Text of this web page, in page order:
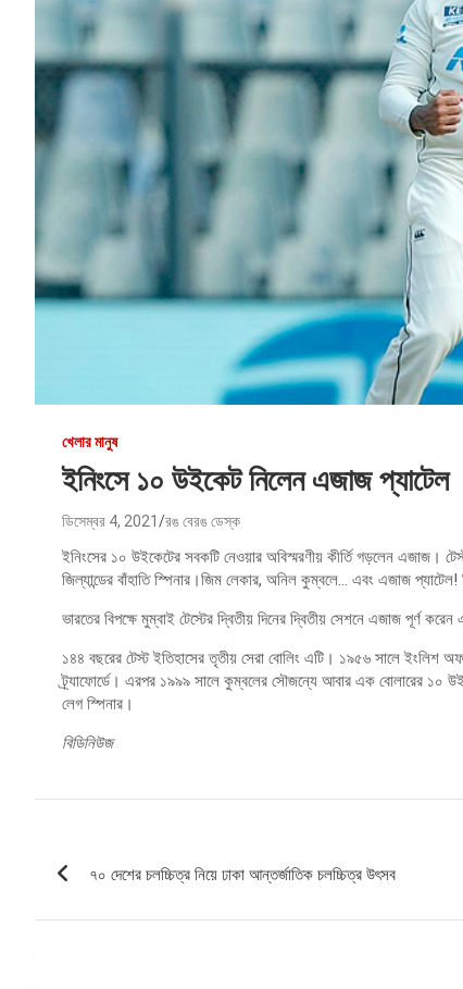
খেলার মানুষ
ইনিংসে ১০ উইকেট নিলেন এজাজ প্যাটেল
ডিসেম্বর 4, 2021 রঙ বেরঙ ডেস্ক
ইনিংসের ১০ উইকেটের সবকটি নেওয়ার অবিস্মরণীয় কীর্তি গড়লেন এজাজ।
জিল্যান্ডের বাঁহাতি স্পিনার।জিম লেকার, অনিল কুম্বলে… এবং এজাজ
ভারতের বিপক্ষে মুম্বাই টেস্টের দ্বিতীয় দিনের দ্বিতীয় সেশনে এজাজ পূর্ণ
১৪৪ বছরের টেস্ট ইতিহাসের তৃতীয় সেরা বোলিং এটি। ১৯৫৬ সালে ইংলিশ
ট্র্যাফোর্ডে। এরপর ১৯৯৯ সালে কুম্বলের সৌজন্যে আবার এক বোলারের ১০
লেগ স্পিনার।
বিডিনিউজ
৭০ দেশের চলচ্চিত্র নিয়ে ঢাকা আন্তর্জাতিক চলচ্চিত্র উৎসব